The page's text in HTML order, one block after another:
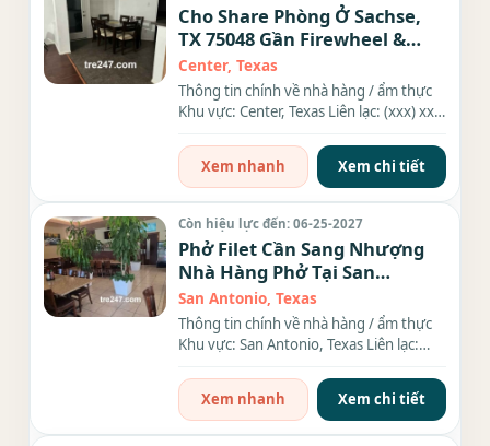
Cho Share Phòng Ở Sachse,
TX 75048 Gần Firewheel &
Sachse Tại Center, Texas
Center, Texas
Thông tin chính về nhà hàng / ẩm thực
Khu vực: Center, Texas Liên lạc: (xxx) xxx-
Xem nhanh
Xem chi tiết
Còn hiệu lực đến: 06-25-2027
Phở Filet Cần Sang Nhượng
Nhà Hàng Phở Tại San
Antonio, TX
San Antonio, Texas
Thông tin chính về nhà hàng / ẩm thực
Khu vực: San Antonio, Texas Liên lạc:
Xem nhanh
Xem chi tiết